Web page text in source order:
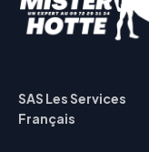
SAS Les Services
Français